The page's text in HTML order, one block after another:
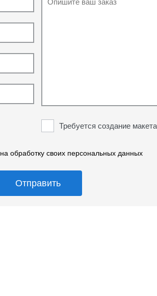
Требуется создание макета
обработку своих персональных данных
Отправить